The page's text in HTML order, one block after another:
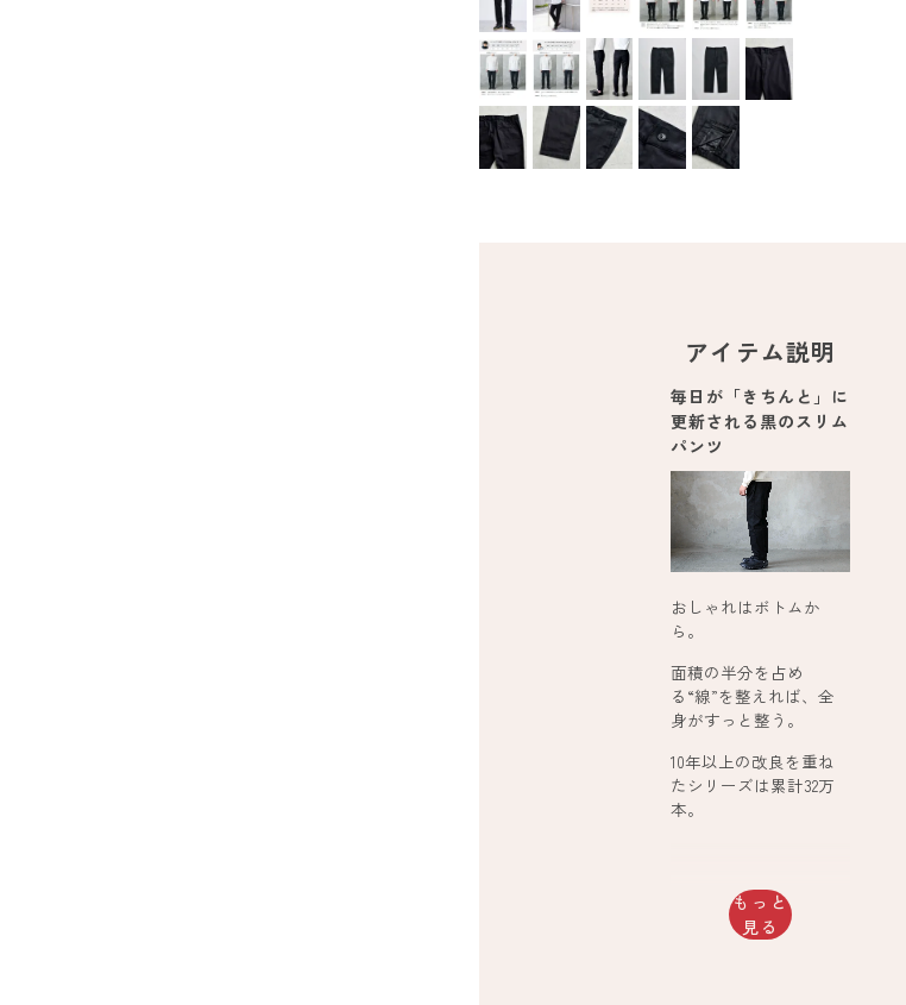
アイテム説明
毎日が「きちんと」に
更新される黒のスリム
パンツ
おしゃれはボトムか
ら。
面積の半分を占め
る“線”を整えれば、全
身がすっと整う。
10年以上の改良を重ね
たシリーズは累計32万
本。
もっと
見る